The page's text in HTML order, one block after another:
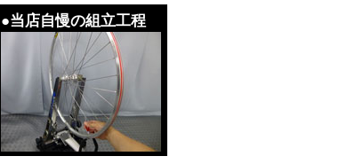
●当店自慢の組立工程